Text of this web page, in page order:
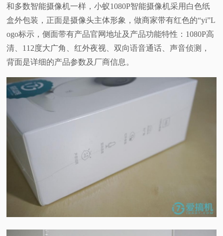
专
题
和多数智能摄像机一样，小蚁1080P智能摄像机采用白色纸
盒外包装，正面是摄像头主体形象，做商家带有红色的“yi”L
ogo标示，侧面带有产品官网地址及产品功能特性：1080P高
清、112度大广角、红外夜视、双向语音通话、声音侦测，
背面是详细的产品参数及厂商信息。